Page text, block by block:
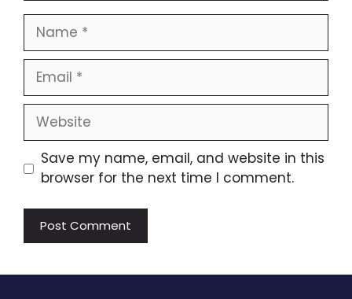
Name
Email
Website
Save my name, email, and website in this
browser for the next time I comment.